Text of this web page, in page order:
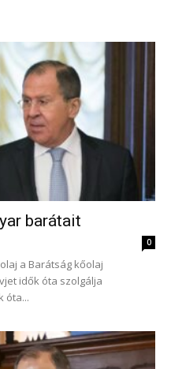
barátait
0
a Barátság kőolaj
idők óta szolgálja
óta...